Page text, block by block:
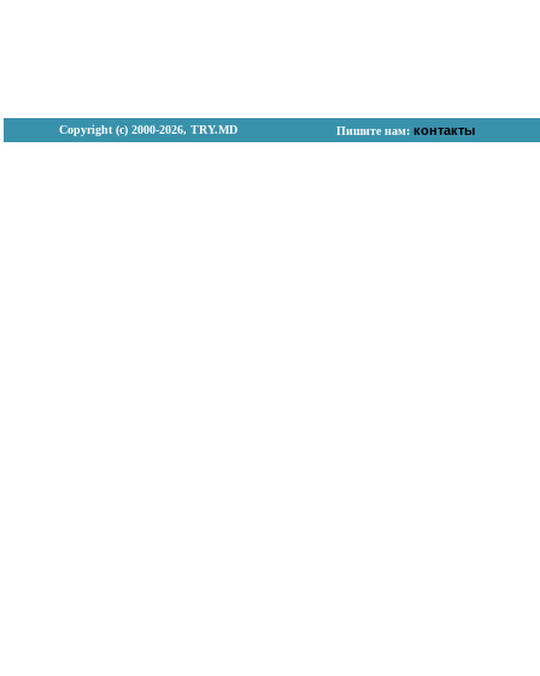
Copyright (с) 2000-2026, TRY.MD Пишите нам: контакты